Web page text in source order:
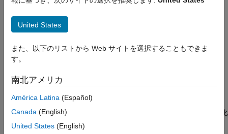
機体運動解析
項目一覧
構文
例
入力引数
出力引数
制限
相対温度比を計算する
構文
th = rrtheta(t0,mach,g)
説明
th= rrtheta(t0 、比熱比
gから温度相対比thを計算します。
United States
また、以下のリストから Web サイトを選択することもできま
す。
南北アメリカ
América Latina (Español)
Canada (English)
United States (English)